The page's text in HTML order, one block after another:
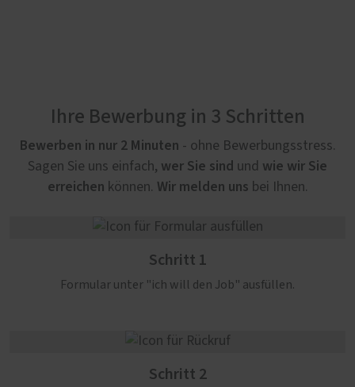
Ihre Bewerbung in 3 Schritten
Bewerben in nur 2 Minuten - ohne Bewerbungsstress.
Sagen Sie uns einfach, wer Sie sind und wie wir Sie
erreichen können. Wir melden uns bei Ihnen.
Schritt 1
Formular unter "ich will den Job" ausfüllen.
Schritt 2